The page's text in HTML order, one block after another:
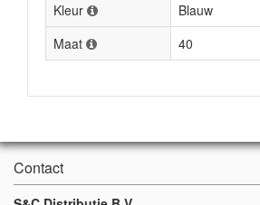
Kleur
Blauw
Maat
40
Contact